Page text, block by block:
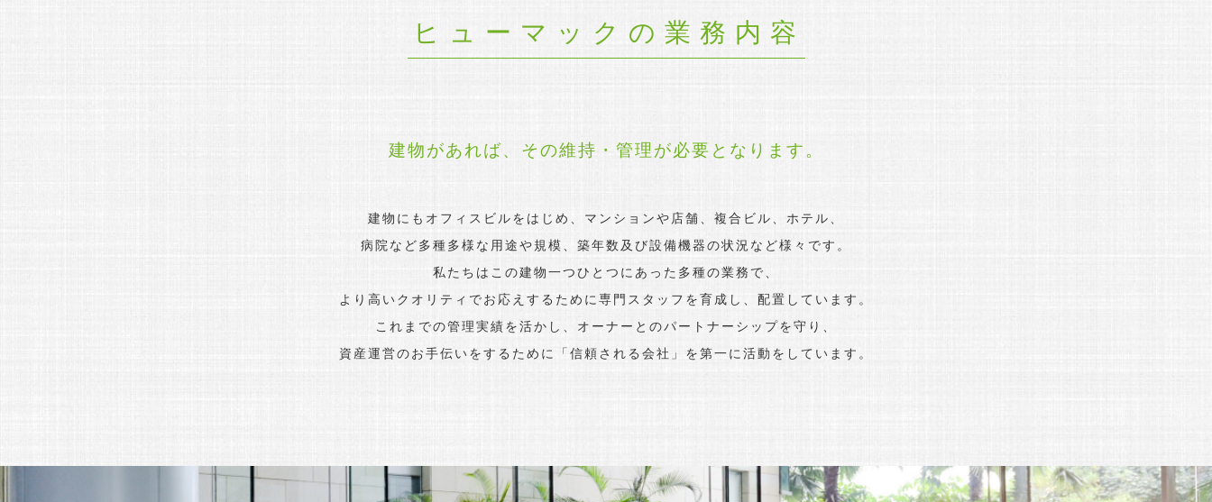
ヒューマックの業務内容
建物があれば、 その維持・管理が必要となります。
建物にもオフィスビルをはじめ、マンションや店舗、複合ビル、ホテル、
病院など多種多様な用途や規模、築年数及び設備機器の状況など様々です。
私たちはこの建物一つひとつにあった多種の業務で、
より高いクオリティでお応えするために専門スタッフを育成し、配置しています。
これまでの管理実績を活かし、オーナーとのパートナーシップを守り、
資産運営のお手伝いをするために「信頼される会社」を第一に活動をしています。